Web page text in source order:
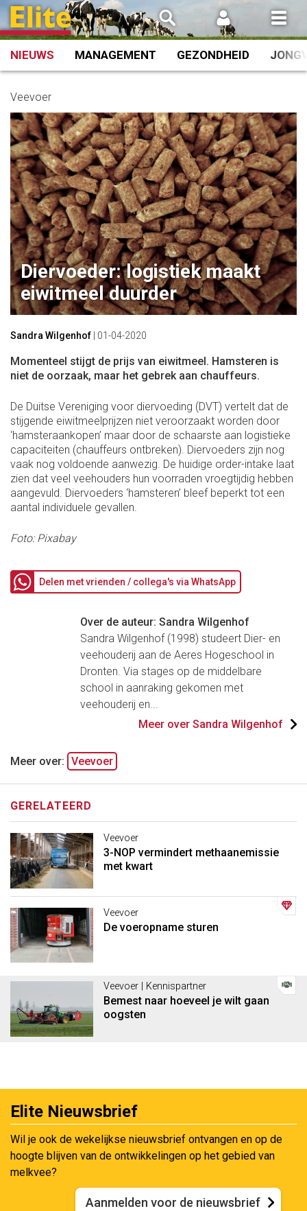
Spring
naar
inhoud
NIEUWS MANAGEMENT GEZONDHEID
Veevoer
Diervoeder: logistiek maakt
eiwitmeel duurder
Sandra Wilgenhof 01-04-2020
Momenteel stijgt de prijs van eiwitmeel. Hamsteren is
niet de oorzaak, maar het gebrek aan chauffeurs.
De Duitse Vereniging voor diervoeding (DVT) vertelt dat de
stijgende eiwitmeelprijzen niet veroorzaakt worden door
‘hamsteraankopen’ maar door de schaarste aan logistieke
capaciteiten (chauffeurs ontbreken). Diervoeders zijn nog
vaak nog voldoende aanwezig. De huidige order-intake laat
zien dat veel veehouders hun voorraden vroegtijdig hebben
aangevuld. Diervoeders ‘hamsteren’ bleef beperkt tot een
aantal individuele gevallen.
Foto: Pixabay
Delen met vrienden / collega's via WhatsApp
Over de auteur: Sandra Wilgenhof
Sandra Wilgenhof (1998) studeert Dier- en
veehouderij aan de Aeres Hogeschool in
Dronten. Via stages op de middelbare
school in aanraking gekomen met
veehouderij en...
Meer over Sandra Wilgenhof
Meer over: Veevoer
GERELATEERD
Veevoer
3-NOP vermindert methaanemissie
met kwart
Veevoer
De voeropname sturen
Veevoer | Kennispartner
Bemest naar hoeveel je wilt gaan
oogsten
Elite Nieuwsbrief
Wil je ook de wekelijkse nieuwsbrief ontvangen en op de
hoogte blijven van de ontwikkelingen op het gebied van
melkvee?
Aanmelden voor de nieuwsbrief